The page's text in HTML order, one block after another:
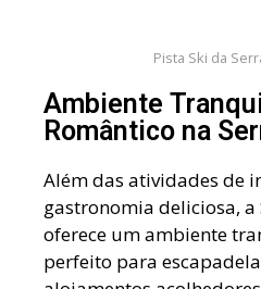
Pista Ski da
Ambiente
Romântico na
Além das atividades de
gastronomia deliciosa, a
oferece um ambiente
perfeito para